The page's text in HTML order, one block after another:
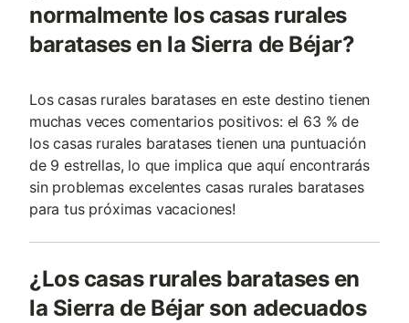
normalmente los casas rurales
baratases en la Sierra de Béjar?
Los casas rurales baratases en este destino tienen
muchas veces comentarios positivos: el 63 % de
los casas rurales baratases tienen una puntuación
de 9 estrellas, lo que implica que aquí encontrarás
sin problemas excelentes casas rurales baratases
para tus próximas vacaciones!
¿Los casas rurales baratases en
la Sierra de Béjar son adecuados